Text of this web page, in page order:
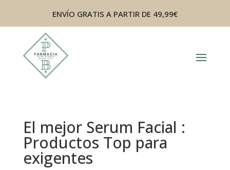
ENVÍO GRATIS A PARTIR DE 49,99€
El mejor Serum Facial :
Productos Top para
exigentes